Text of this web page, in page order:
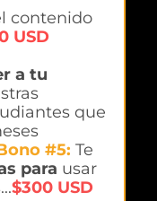
contenido
USD
a tu
que
#5: Te
para usar
$300 USD